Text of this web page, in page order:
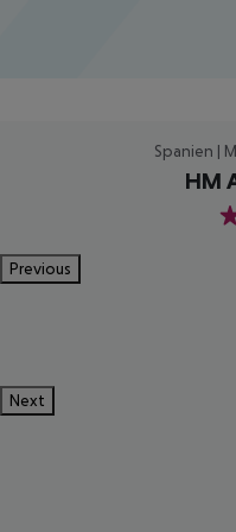
Spanien |
HM
4
Previous
Next